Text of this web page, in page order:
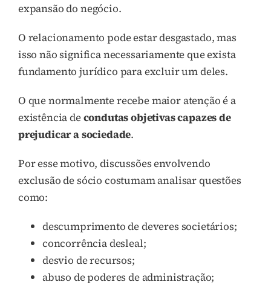
expansão do negócio.
O relacionamento pode estar desgastado, mas
isso não significa necessariamente que exista
fundamento jurídico para excluir um deles.
O que normalmente recebe maior atenção é a
existência decondutas objetivas capazes de
prejudicar a sociedade.
Por esse motivo, discussões envolvendo
exclusão de sócio costumam analisar questões
como:
descumprimento de deveres societários;
concorrência desleal;
desvio de recursos;
abuso de poderes de administração;